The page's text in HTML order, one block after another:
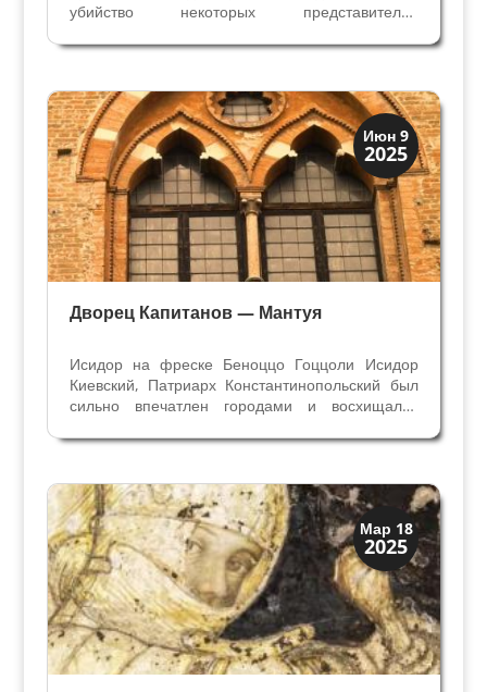
убийство некоторых представителей
(Фолиньо – город в провинции Перуджи, в
Синьор Фолиньо и викарий...
Июн 9
2025
Архитектура
Искусство
Дворец Капитанов — Мантуя
Исидор на фреске Беноццо Гоццоли Исидор
Киевский, Патриарх Константинопольский был
сильно впечатлен городами и восхищался
построенный Сигизмондо Императором в Буде
дворцы в Венеции и...
Мар 18
2025
Династии
Мантуя и Феррара